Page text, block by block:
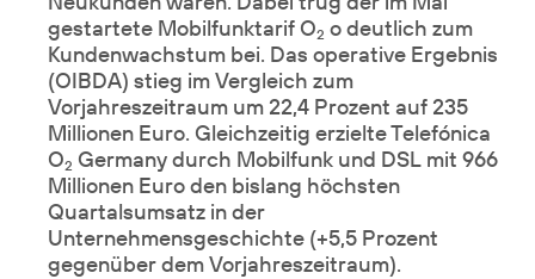
gestartete Mobilfunktarif O2 o deutlich zum
Kundenwachstum bei. Das operative Ergebnis
(OIBDA) stieg im Vergleich zum
Vorjahreszeitraum um 22,4 Prozent auf 235
Millionen Euro. Gleichzeitig erzielte Telefónica
O2 Germany durch Mobilfunk und DSL mit 966
Millionen Euro den bislang höchsten
Quartalsumsatz in der
Unternehmensgeschichte (+5,5 Prozent
gegenüber dem Vorjahreszeitraum).